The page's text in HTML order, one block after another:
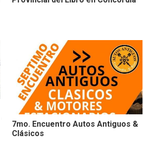
7mo. Encuentro Autos Antiguos &
Clásicos